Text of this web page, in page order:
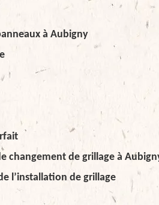
à Aubigny
changement de grillage à
l’installation de grillage